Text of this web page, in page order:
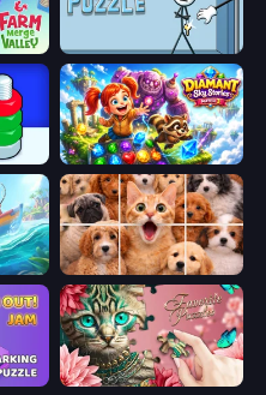
Thief Puzzle
Diamant: Sky Stories Match 3
Jigpic Solitaire
Car OUT! Jam Parking Puzzle Favorite Puzzles